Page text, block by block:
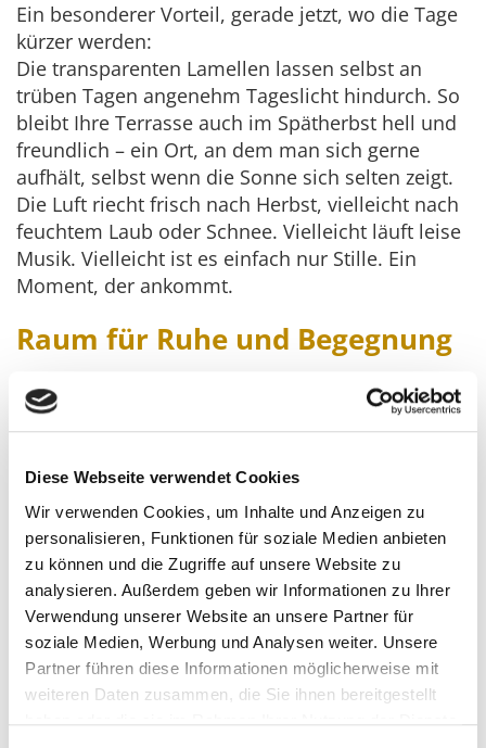
Diese Webseite verwendet Cookies
Wir verwenden Cookies, um Inhalte und Anzeigen zu
personalisieren, Funktionen für soziale Medien anbieten
zu können und die Zugriffe auf unsere Website zu
analysieren. Außerdem geben wir Informationen zu Ihrer
Verwendung unserer Website an unsere Partner für
soziale Medien, Werbung und Analysen weiter. Unsere
Partner führen diese Informationen möglicherweise mit
weiteren Daten zusammen, die Sie ihnen bereitgestellt
Ein besonderer Vorteil, gerade jetzt, wo die Tage
kürzer werden:
Die transparenten Lamellen lassen selbst an
trüben Tagen angenehm Tageslicht hindurch. So
bleibt Ihre Terrasse auch im Spätherbst hell und
freundlich – ein Ort, an dem man sich gerne
aufhält, selbst wenn die Sonne sich selten zeigt.
Die Luft riecht frisch nach Herbst, vielleicht nach
feuchtem Laub oder Schnee. Vielleicht läuft leise
Musik. Vielleicht ist es einfach nur Stille. Ein
Moment, der ankommt.
Raum für Ruhe und Begegnung
Unter Ihrem Lamellendach können Sie lesen,
Freunde empfangen, einen Glühwein genießen
oder einfach die Übergangszeit zwischen Herbst
und Winter beobachten – ganz gleich, welches
Heizstrahler und etwas Licht – vielleicht einer
Lichterkette oder dem sanften Schein einer
Adventskerze – verwandelt sich Ihre Terrasse in
einen kleinen persönlichen Rückzugsort.
Ein Platz, der Ruhe schenkt. Ein Platz, der bleibt.
Investition in Lebensqualität